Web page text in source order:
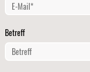
Betreff